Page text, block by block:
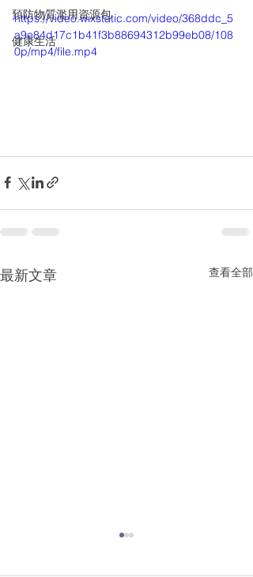
預防物質濫用資源包
健康生活
https://video.wixstatic.com/video/368ddc_5
a9e84d17c1b41f3b88694312b99eb08/108
0p/mp4/file.mp4
最新文章 查看全部